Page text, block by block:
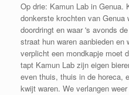
Op drie: Kamun Lab in Genua.
donkerste krochten van
doordringt en waar 's avonds
straat hun waren aanbieden en
verplicht een mondkapje moet
tapt Kamun Lab zijn eigen
even thuis, thuis in de horeca,
kwijt waren. We verlangen